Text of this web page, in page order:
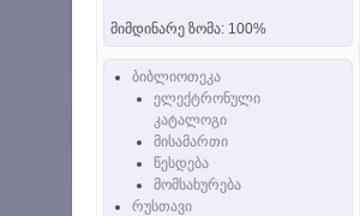
მიმდინარე ზომა: 100%
ბიბლიოთეკა
ელექტრონული
კატალოგი
მისამართი
წესდება
მომსახურება
რუსთავი